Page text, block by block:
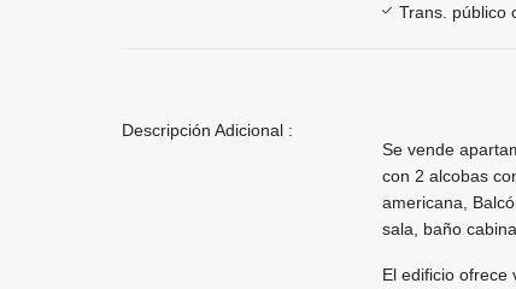
Trans. público
Descripción Adicional :
Se vende
con 2 alcobas
americana,
sala, baño
El edificio ofrece